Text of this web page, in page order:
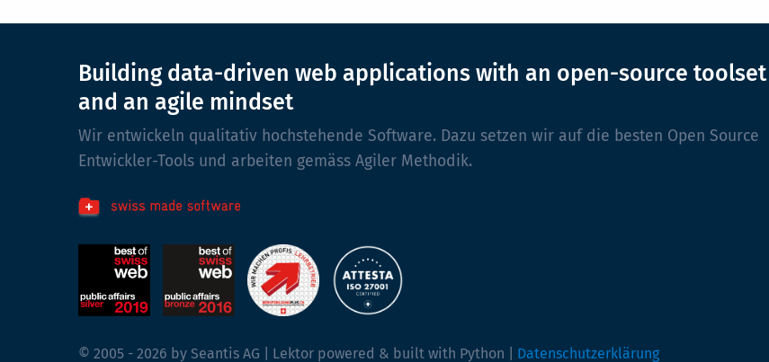
Building data-driven web applications with an open-source toolset
and an agile mindset
Wir entwickeln qualitativ hochstehende Software. Dazu setzen wir auf die besten Open Source
Entwickler-Tools und arbeiten gemäss Agiler Methodik.
© 2005 - 2026 by Seantis AG | Lektor powered & built with Python | Datenschutzerklärung